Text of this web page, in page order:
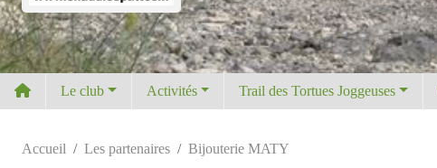
Le club Activités Trail des Tortues Joggeuses
Accueil Les partenaires Bijouterie MATY